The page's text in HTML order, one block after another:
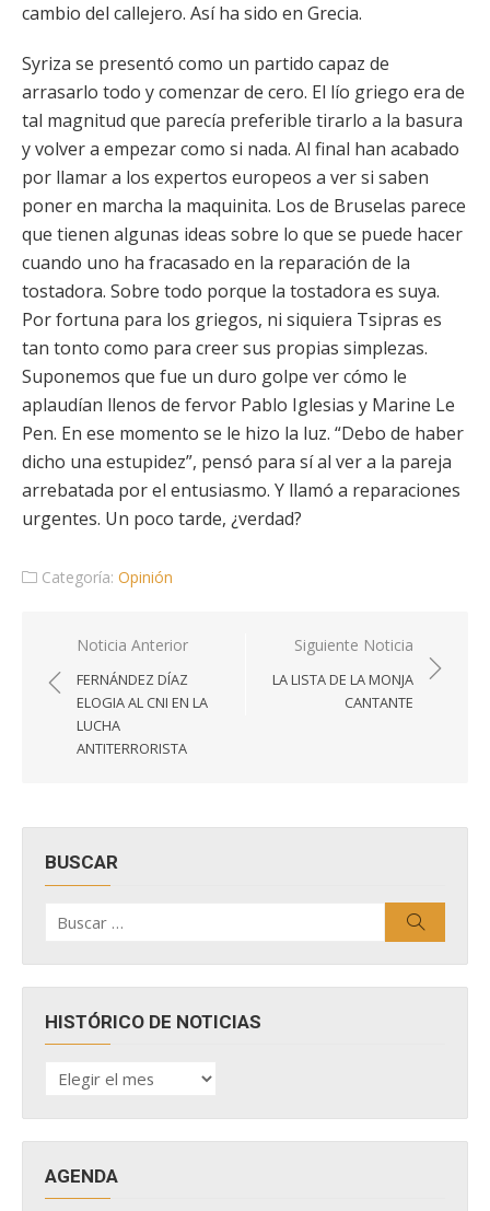
cambio del callejero. Así ha sido en Grecia.
Syriza se presentó como un partido capaz de
arrasarlo todo y comenzar de cero. El lío griego era de
tal magnitud que parecía preferible tirarlo a la basura
y volver a empezar como si nada. Al final han acabado
por llamar a los expertos europeos a ver si saben
poner en marcha la maquinita. Los de Bruselas parece
que tienen algunas ideas sobre lo que se puede hacer
cuando uno ha fracasado en la reparación de la
tostadora. Sobre todo porque la tostadora es suya.
Por fortuna para los griegos, ni siquiera Tsipras es
tan tonto como para creer sus propias simplezas.
Suponemos que fue un duro golpe ver cómo le
aplaudían llenos de fervor Pablo Iglesias y Marine Le
Pen. En ese momento se le hizo la luz. “Debo de haber
dicho una estupidez”, pensó para sí al ver a la pareja
arrebatada por el entusiasmo. Y llamó a reparaciones
urgentes. Un poco tarde, ¿verdad?
Categoría: Opinión
Navegación
de
entradas
Noticia Anterior
FERNÁNDEZ DÍAZ
ELOGIA AL CNI EN LA
LUCHA
ANTITERRORISTA
Siguiente Noticia
LA LISTA DE LA MONJA
CANTANTE
BUSCAR
por:
HISTÓRICO DE NOTICIAS
HISTÓRICO
DE
AGENDA